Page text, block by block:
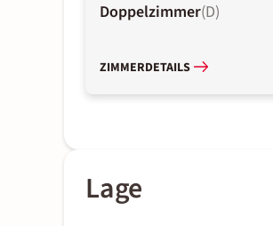
Doppelzimmer(D)
ZIMMERDETAILS
Lage